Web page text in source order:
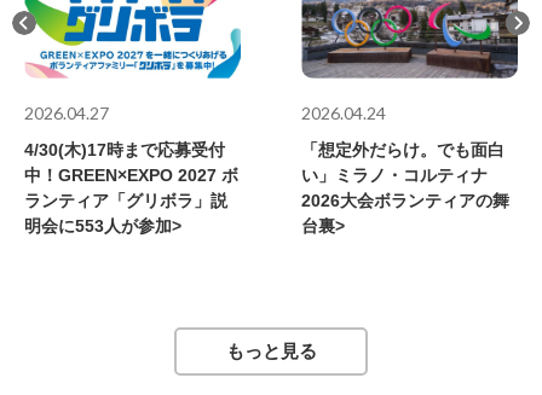
2026.04.27
4/30(木)17時まで応募受付
中！GREEN×EXPO 2027 ボ
ランティア「グリボラ」説
明会に553人が参加>
2026.04.24
「想定外だらけ。でも面白
い」ミラノ・コルティナ
2026大会ボランティアの舞
台裏>
もっと見る